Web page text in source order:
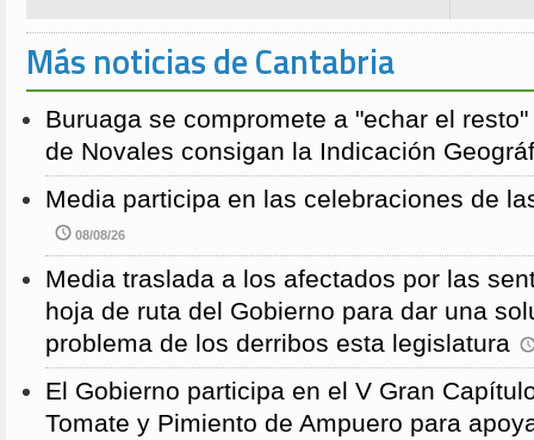
Más noticias de Cantabria
Buruaga se compromete a "echar el
de Novales consigan la Indicación
Media participa en las celebraciones de
08/08/26
Media traslada a los afectados por las
hoja de ruta del Gobierno para dar una
problema de los derribos esta legislatura
El Gobierno participa en el V Gran
Tomate y Pimiento de Ampuero para